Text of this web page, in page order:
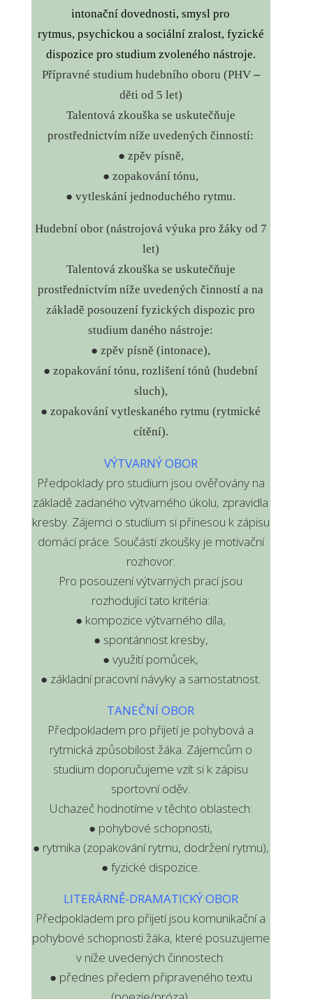
intonační dovednosti, smysl pro
rytmus, psychickou a sociální zralost, fyzické
dispozice pro studium zvoleného nástroje.
Přípravné studium hudebního oboru (PHV –
děti od 5 let)
Talentová zkouška se uskutečňuje
prostřednictvím níže uvedených činností:
● zpěv písně,
● zopakování tónu,
● vytleskání jednoduchého rytmu.
Hudební obor (nástrojová výuka pro žáky od 7
let)
Talentová zkouška se uskutečňuje
prostřednictvím níže uvedených činností a na
základě posouzení fyzických dispozic pro
studium daného nástroje:
●zpěv písně (intonace),
● zopakování tónu, rozlišení tónů (hudební
sluch),
● zopakování vytleskaného rytmu (rytmické
cítění).
VÝTVARNÝ OBOR
Předpoklady pro studium jsou ověřovány na
základě zadaného výtvarného úkolu, zpravidla
kresby. Zájemci o studium si přinesou k zápisu
domácí práce. Součástí zkoušky je motivační
rozhovor.
Pro posouzení výtvarných prací jsou
rozhodující tato kritéria:
● kompozice výtvarného díla,
● spontánnost kresby,
● využití pomůcek,
● základní pracovní návyky a samostatnost.
TANEČNÍ OBOR
Předpokladem pro přijetí je pohybová a
rytmická způsobilost žáka. Zájemcům o
studium doporučujeme vzít si k zápisu
sportovní oděv.
Uchazeč hodnotíme v těchto oblastech:
● pohybové schopnosti,
● rytmika (zopakování rytmu, dodržení rytmu),
● fyzické dispozice.
LITERÁRNĚ-DRAMATICKÝ OBOR
Předpokladem pro přijetí jsou komunikační a
pohybové schopnosti žáka, které posuzujeme
v níže uvedených činnostech:
● přednes předem připraveného textu